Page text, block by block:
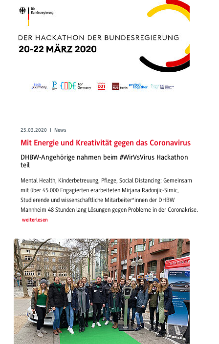
25.03.2020 | News
Mit Energie und Kreativität gegen das Coronavirus
DHBW-Angehörige nahmen beim #WirVsVirus Hackathon
teil
Mental Health, Kinderbetreuung, Pflege, Social Distancing: Gemeinsam
mit über 45.000 Engagierten erarbeiteten Mirjana Radonjic-Simic,
Studierende und wissenschaftliche Mitarbeiter*innen der DHBW
Mannheim 48 Stunden lang Lösungen gegen Probleme in der Coronakrise.
weiterlesen